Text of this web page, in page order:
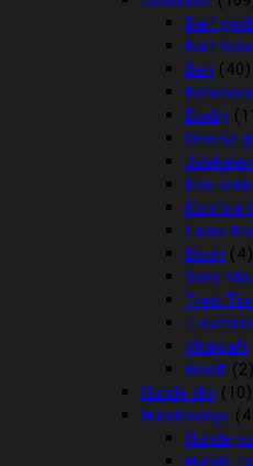
Barf
Barf
Ben (40)
Boxby
Diverse
Kiwi
Kornfrie
Lakse
Mush (4)
Semi
Vitakraft
Woolf (2)
Hunde sko (10)
Hundesenge
Hunde